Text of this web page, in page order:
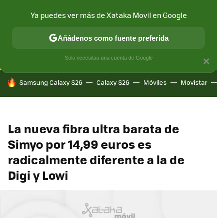
CONECTIVIDAD MÓVIL Y SOCIEDAD APLICACIONES
HOY SE HABLA DE
Samsung Galaxy S26 Galaxy S26 Móviles Movistar
La nueva fibra ultra barata de
Simyo por 14,99 euros es
radicalmente diferente a la de
Digi y Lowi
×
Ya puedes ver más de Xataka Movil en Google
Añádenos como fuente preferida
Solo necesitas una cuenta de Google